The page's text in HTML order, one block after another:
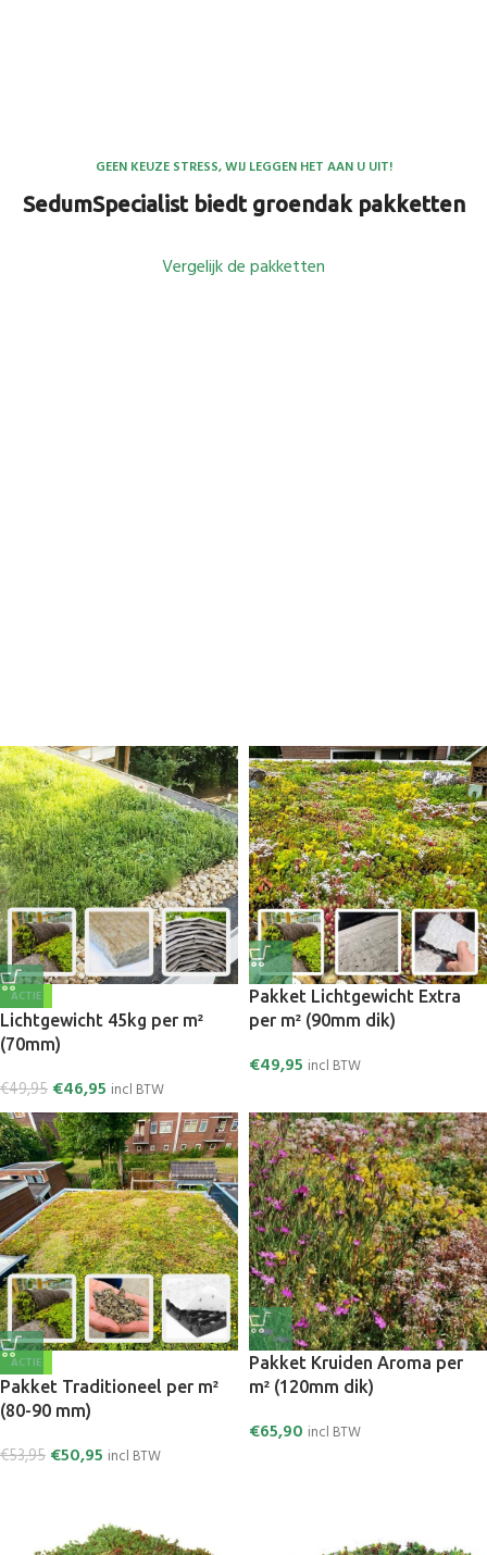
GEEN KEUZE STRESS, WIJ LEGGEN HET AAN U UIT!
SedumSpecialist biedt groendak pakketten
Vergelijk de pakketten
ACTIE
Lichtgewicht 45kg per m²
(70mm)
€49,95 €46,95 incl BTW
Pakket Lichtgewicht Extra
per m² (90mm dik)
€49,95 incl BTW
ACTIE
Pakket Traditioneel per m²
(80-90 mm)
€53,95 €50,95 incl BTW
Pakket Kruiden Aroma per
m² (120mm dik)
€65,90 incl BTW